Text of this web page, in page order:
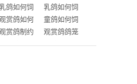
鸽如何饲
乳鸽如何饲
赏鸽如何
童鸽如何饲
赏鸽制约
观赏鸽鸽笼
年鸽如何
肉鸽如何进